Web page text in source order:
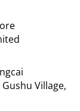
Village,